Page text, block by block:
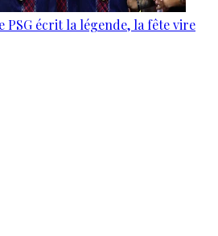
PSG écrit la légende, la fête vire